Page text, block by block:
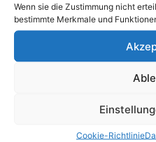
Wenn sie die Zustimmung nicht
bestimmte Merkmale und
Cookie-Richtlinie
führen oft zu Überhitzung
Fachkräfte sollten immer
Verschmutzung und
Kontaktprobleme
elektrischer Komponenten
industriellen Umgebungen
auf. Regelmäßige